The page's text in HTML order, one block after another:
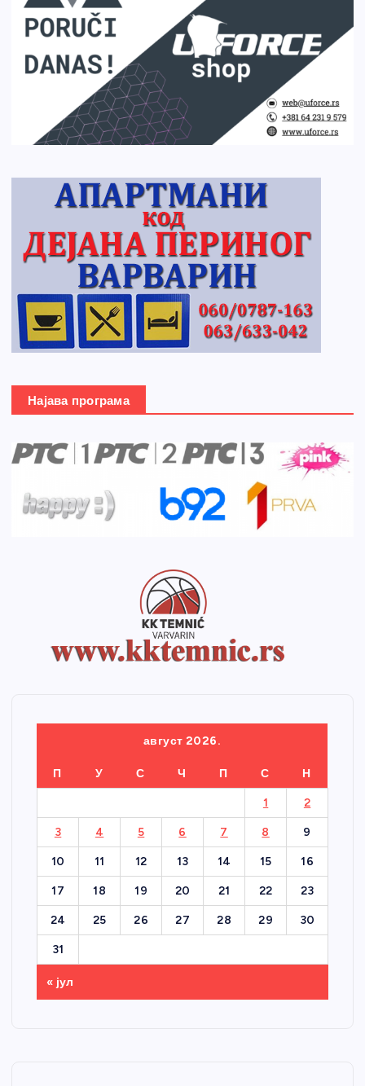
Најава програма
август 2026.
П У С Ч П С Н
1 2
3 4 5 6 7 8 9
10 11 12 13 14 15 16
17 18 19 20 21 22 23
24 25 26 27 28 29 30
31
« јул